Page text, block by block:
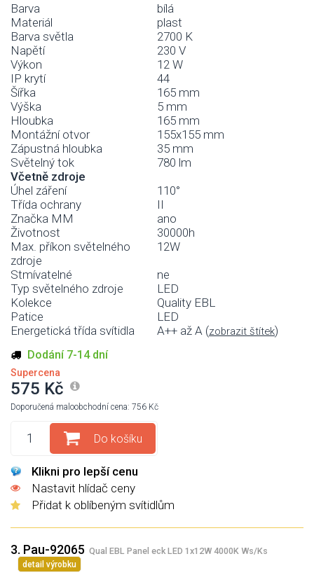
Barva
bílá
Materiál
plast
Barva světla
2700 K
Napětí
230 V
Výkon
12 W
IP krytí
44
Šířka
165 mm
Výška
5 mm
Hloubka
165 mm
Montážní otvor
155x155 mm
Zápustná hloubka
35 mm
Světelný tok
780 lm
Včetně zdroje
Úhel záření
110°
Třída ochrany
II
Značka MM
ano
Životnost
30000h
Max. příkon světelného
zdroje
12W
Stmívatelné
ne
Typ světelného zdroje
LED
Kolekce
Quality EBL
Patice
LED
Energetická třída svítidla
A++ až A (zobrazit štítek)
Dodání 7-14 dní
Supercena
575 Kč
Doporučená maloobchodní cena: 756 Kč
Do košíku
Klikni pro lepší cenu
Nastavit hlídač ceny
Přidat k oblíbeným svítidlům
3. Pau-92065 Qual EBL Panel eck LED 1x12W 4000K Ws/Ks
detail výrobku